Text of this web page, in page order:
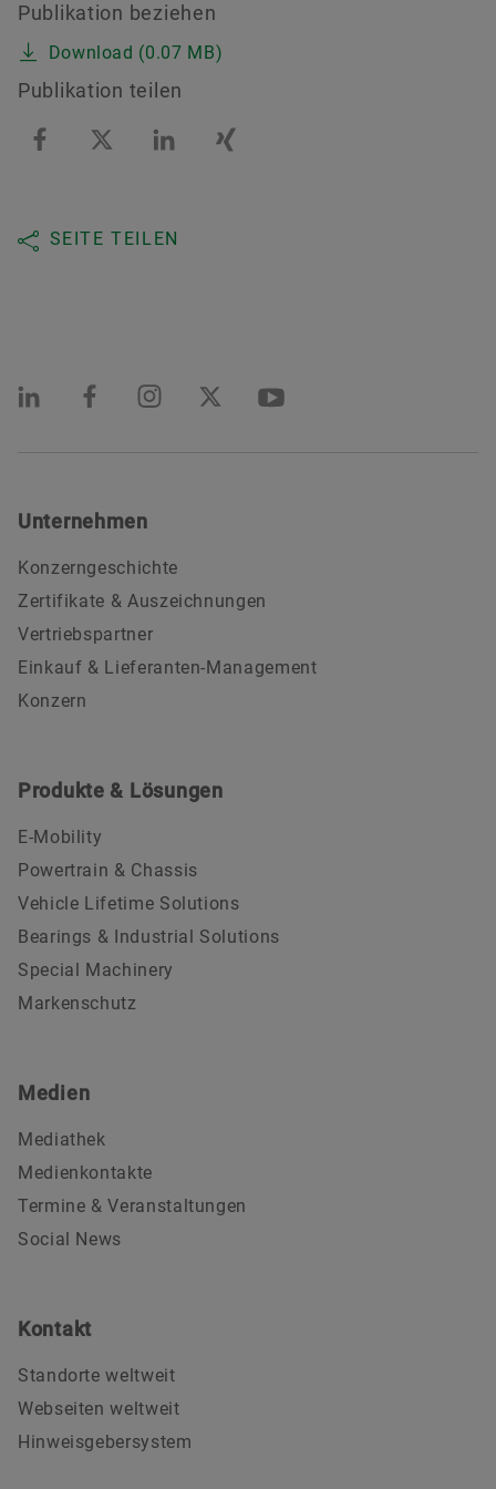
Publikation beziehen
Download (0.07 MB)
Publikation teilen
SEITE TEILEN
Unternehmen
Konzerngeschichte
Zertifikate & Auszeichnungen
Vertriebspartner
Einkauf & Lieferanten-Management
Konzern
Produkte & Lösungen
E-Mobility
Powertrain & Chassis
Vehicle Lifetime Solutions
Bearings & Industrial Solutions
Special Machinery
Markenschutz
Medien
Mediathek
Medienkontakte
Termine & Veranstaltungen
Social News
Kontakt
Standorte weltweit
Webseiten weltweit
Hinweisgebersystem